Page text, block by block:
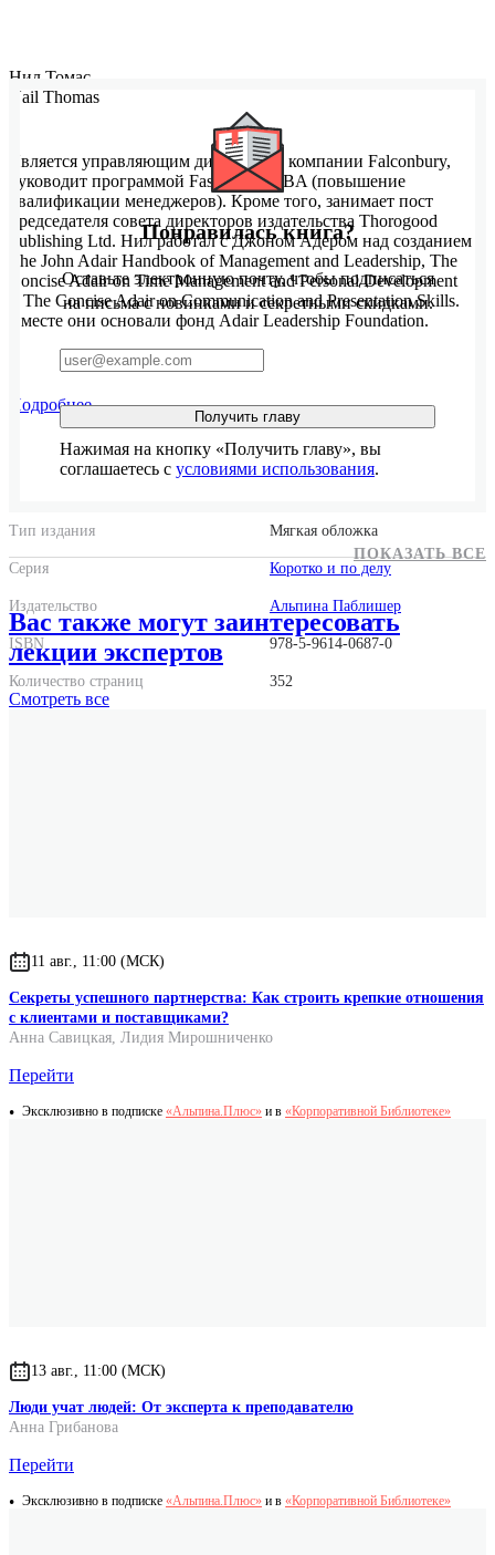
Нил Томас
Nail Thomas
Является управляющим директором компании Falconbury,
руководит программой Fast-Track MBA (повышение
квалификации менеджеров). Кроме того, занимает пост
председателя совета директоров издательства Thorogood
Publishing Ltd. Нил работал с Джоном Адером над созданием
The John Adair Handbook of Management and Leadership, The
Concise Adair on Time Management and Personal Development
и The Concise Adair on Communication and Presentation Skills.
Вместе они основали фонд Adair Leadership Foundation.
Подробнее
Тип издания Мягкая обложка
Серия Коротко и по делу
Издательство Альпина Паблишер
ISBN 978-5-9614-0687-0
Количество страниц 352
Понравилась книга?
Оставьте электронную почту, чтобы подписаться
на письма с новинками и секретными скидками.
Получить главу
Нажимая на кнопку «Получить главу», вы
соглашаетесь с условиями использования.
ПОКАЗАТЬ ВСЕ
Вас также могут заинтересовать
лекции экспертов
Смотреть все
11 авг., 11:00 (МСК)
Секреты успешного партнерства: Как строить крепкие отношения
с клиентами и поставщиками?
Анна Савицкая, Лидия Мирошниченко
Перейти
Эксклюзивно в подписке «Альпина.Плюс» и в «Корпоративной Библиотеке»
13 авг., 11:00 (МСК)
Люди учат людей: От эксперта к преподавателю
Анна Грибанова
Перейти
Эксклюзивно в подписке «Альпина.Плюс» и в «Корпоративной Библиотеке»